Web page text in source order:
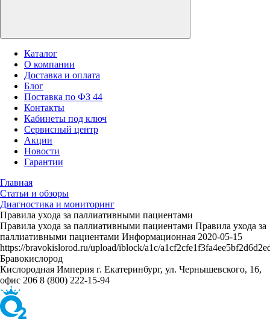
Каталог
О компании
Доставка и оплата
Блог
Поставка по ФЗ 44
Контакты
Кабинеты под ключ
Сервисный центр
Акции
Новости
Гарантии
Главная
Статьи и обзоры
Диагностика и мониторинг
Правила ухода за паллиативными пациентами
Правила ухода за паллиативными пациентами Правила ухода за
паллиативными пациентами Информационная 2020-05-15
https://bravokislorod.ru/upload/iblock/a1c/
Бравокислород
Кислородная Империя г. Екатеринбург, ул. Чернышевского, 16,
офис 206 8 (800) 222-15-94